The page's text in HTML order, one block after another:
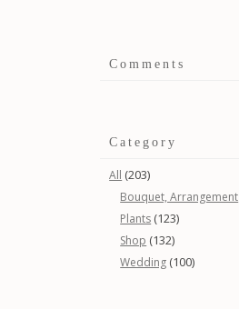
Comments
Category
All (203)
Bouquet, Arrangement
Plants (123)
Shop (132)
Wedding (100)